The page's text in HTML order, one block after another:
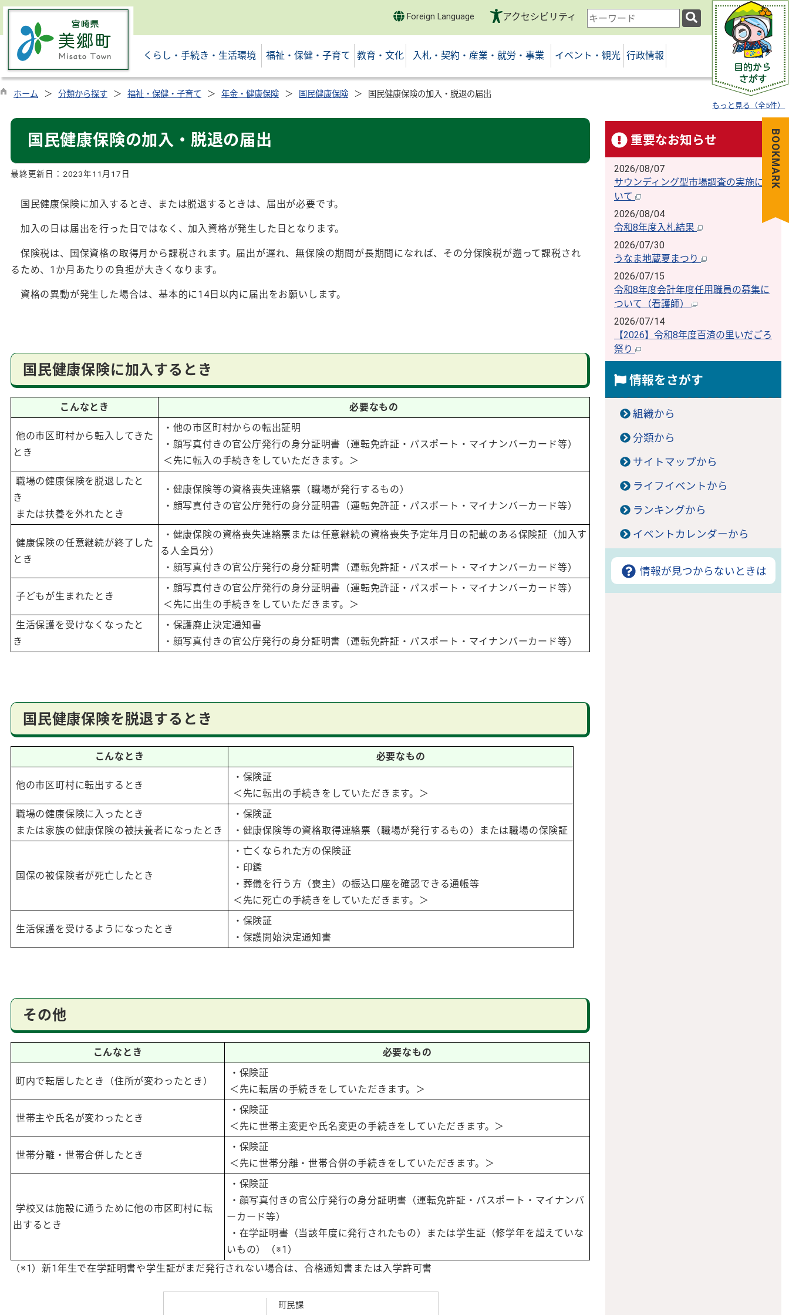
Foreign Language アクセシビリティ
検
索
ー
くらし・手続き・生活環境 福祉・保健・子育て 教育・文化 入札・契約・産業・就労・事業 イベント・観光 行政情報
ホーム 分類から探す 福祉・保健・子育て 年金・健康保険 国民健康保険 国民健康保険の加入・脱退の届出
もっと見る（全5件）
国民健康保険の加入・脱退の届出
最終更新日： 2023年11月17日
国民健康保険に加入するとき、または脱退するときは、届出が必要です。
加入の日は届出を行った日ではなく、加入資格が発生した日となります。
保険税は、国保資格の取得月から課税されます。届出が遅れ、無保険の期間が長期間になれば、その分保険税が遡って課税され
るため、1か月あたりの負担が大きくなります。
資格の異動が発生した場合は、基本的に14日以内に届出をお願いします。
国民健康保険に加入するとき
こんなとき 必要なもの
他の市区町村から転入してきた
とき
・他の市区町村からの転出証明
・顔写真付きの官公庁発行の身分証明書（運転免許証・パスポート・マイナンバーカード等）
＜先に転入の手続きをしていただきます。＞
職場の健康保険を脱退したと
き
または扶養を外れたとき
・健康保険等の資格喪失連絡票（職場が発行するもの）
・顔写真付きの官公庁発行の身分証明書（運転免許証・パスポート・マイナンバーカード等）
健康保険の任意継続が終了した
とき
・健康保険の資格喪失連絡票または任意継続の資格喪失予定年月日の記載のある保険証（加入す
る人全員分）
・顔写真付きの官公庁発行の身分証明書（運転免許証・パスポート・マイナンバーカード等）
子どもが生まれたとき
・顔写真付きの官公庁発行の身分証明書（運転免許証・パスポート・マイナンバーカード等）
＜先に出生の手続きをしていただきます。＞
生活保護を受けなくなったと
き
・保護廃止決定通知書
・顔写真付きの官公庁発行の身分証明書（運転免許証・パスポート・マイナンバーカード等）
国民健康保険を脱退するとき
こんなとき 必要なもの
他の市区町村に転出するとき
・保険証
＜先に転出の手続きをしていただきます。＞
職場の健康保険に入ったとき
または家族の健康保険の被扶養者になったとき
・保険証
・健康保険等の資格取得連絡票（職場が発行するもの）または職場の保険証
国保の被保険者が死亡したとき
・亡くなられた方の保険証
・印鑑
・葬儀を行う方（喪主）の振込口座を確認できる通帳等
＜先に死亡の手続きをしていただきます。＞
生活保護を受けるようになったとき
・保険証
・保護開始決定通知書
その他
こんなとき 必要なもの
町内で転居したとき（住所が変わったとき）
・保険証
＜先に転居の手続きをしていただきます。＞
世帯主や氏名が変わったとき
・保険証
＜先に世帯主変更や氏名変更の手続きをしていただきます。＞
世帯分離・世帯合併したとき
・保険証
＜先に世帯分離・世帯合併の手続きをしていただきます。＞
学校又は施設に通うために他の市区町村に転
出するとき
・保険証
・顔写真付きの官公庁発行の身分証明書（運転免許証・パスポート・マイナンバ
ーカード等）
・在学証明書（当該年度に発行されたもの）または学生証（修学年を超えていな
いもの）（※1）
（※1）新1年生で在学証明書や学生証がまだ発行されない場合は、合格通知書または入学許可書
町民課
重要なお知らせ
2026/08/07
サウンディング型市場調査の実施につ
いて
2026/08/04
令和8年度入札結果
2026/07/30
うなま地蔵夏まつり
2026/07/15
令和8年度会計年度任用職員の募集に
ついて（看護師）
2026/07/14
【2026】令和8年度百済の里いだごろ
祭り
情報をさがす
組織から
分類から
サイトマップから
ライフイベントから
ランキングから
イベントカレンダーから
情報が見つからないときは
BOOKMARK